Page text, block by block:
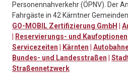
Personennahverkehr (ÖPNV). Der
Fahrgäste in 42 Kärntner
GO-MOBIL Zertifizierung GmbH
Reservierungs- und Kaufoptionen
Servicezeiten
Kärnten
Bundes- und Landesstraßen
Straßennetzwerk